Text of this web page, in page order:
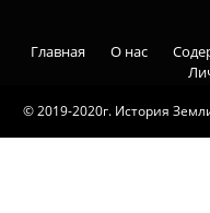
© 2019-2020г. История
Главная О нас